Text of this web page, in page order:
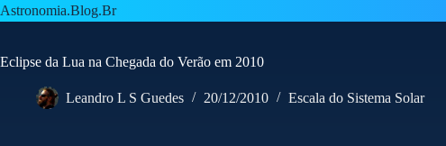
Pular
para
conteúdo
Astronomia.Blog.Br
Eclipse da Lua na Chegada do Verão em 2010
Leandro L S Guedes 20/12/2010 Escala do Sistema Solar